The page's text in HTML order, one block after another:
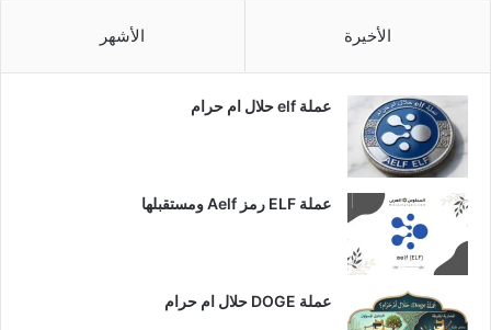
الأخيرة الأشهر
عملة elf حلال ام حرام
عملة ELF رمز Aelf ومستقبلها
عملة DOGE حلال ام حرام